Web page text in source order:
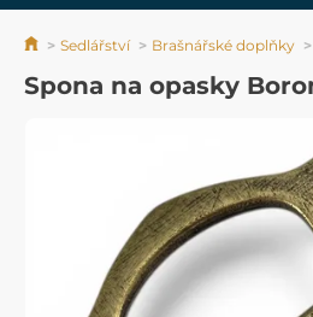
Sedlářství Brašnářské doplňky
Spona na opasky